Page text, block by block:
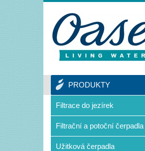
PRODUKTY
Filtrace do jezírek
Filtrační a potoční čerpadla
Užitková čerpadla